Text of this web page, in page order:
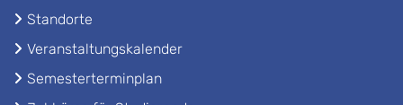
Standorte
Veranstaltungskalender
Semesterterminplan